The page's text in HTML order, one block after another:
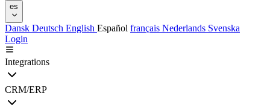
es
Dansk Deutsch English Español français Nederlands Svenska
Login
Integrations
CRM/ERP